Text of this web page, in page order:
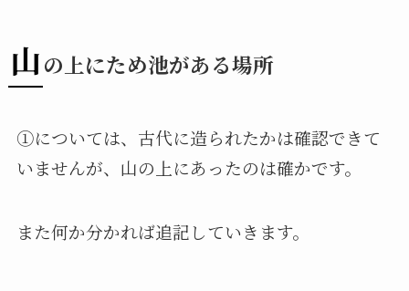
山の上にため池がある場所
①については、古代に造られたかは確認できて
いませんが、山の上にあったのは確かです。
また何か分かれば追記していきます。